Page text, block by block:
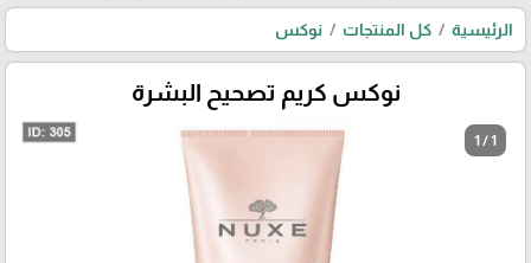
الرئيسية كل المنتجات نوكس
نوكس كريم تصحيح البشرة
1 / 1